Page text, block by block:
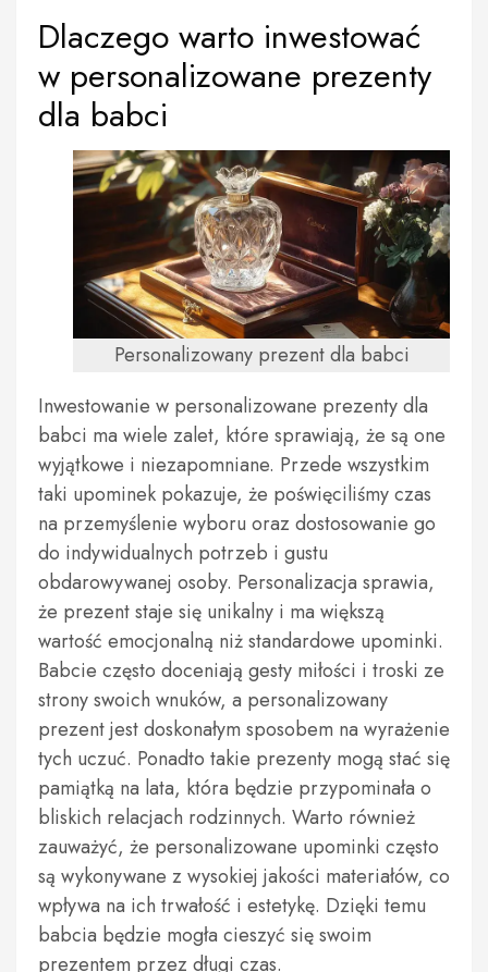
Dlaczego warto inwestować
w personalizowane prezenty
dla babci
Personalizowany prezent dla babci
Inwestowanie w personalizowane prezenty dla
babci ma wiele zalet, które sprawiają, że są one
wyjątkowe i niezapomniane. Przede wszystkim
taki upominek pokazuje, że poświęciliśmy czas
na przemyślenie wyboru oraz dostosowanie go
do indywidualnych potrzeb i gustu
obdarowywanej osoby. Personalizacja sprawia,
że prezent staje się unikalny i ma większą
wartość emocjonalną niż standardowe upominki.
Babcie często doceniają gesty miłości i troski ze
strony swoich wnuków, a personalizowany
prezent jest doskonałym sposobem na wyrażenie
tych uczuć. Ponadto takie prezenty mogą stać się
pamiątką na lata, która będzie przypominała o
bliskich relacjach rodzinnych. Warto również
zauważyć, że personalizowane upominki często
są wykonywane z wysokiej jakości materiałów, co
wpływa na ich trwałość i estetykę. Dzięki temu
babcia będzie mogła cieszyć się swoim
prezentem przez długi czas.